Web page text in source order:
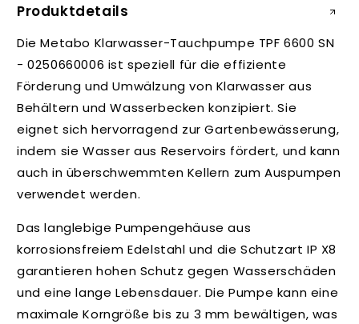
n
k
a
p
p
b
a
r
r
n
h
a
Produktdetails
Die Metabo Klarwasser-Tauchpumpe TPF 6600 SN
- 0250660006 ist speziell für die effiziente
Förderung und Umwälzung von Klarwasser aus
Behältern und Wasserbecken konzipiert. Sie
eignet sich hervorragend zur Gartenbewässerung,
indem sie Wasser aus Reservoirs fördert, und kann
auch in überschwemmten Kellern zum Auspumpen
verwendet werden.
Das langlebige Pumpengehäuse aus
korrosionsfreiem Edelstahl und die Schutzart IP X8
garantieren hohen Schutz gegen Wasserschäden
und eine lange Lebensdauer. Die Pumpe kann eine
maximale Korngröße bis zu 3 mm bewältigen, was